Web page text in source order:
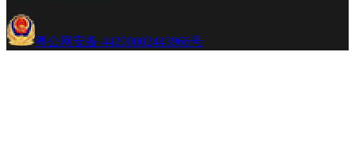
粤公网安备 44200002443966号